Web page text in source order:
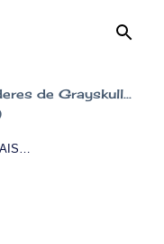
de Grayskull...